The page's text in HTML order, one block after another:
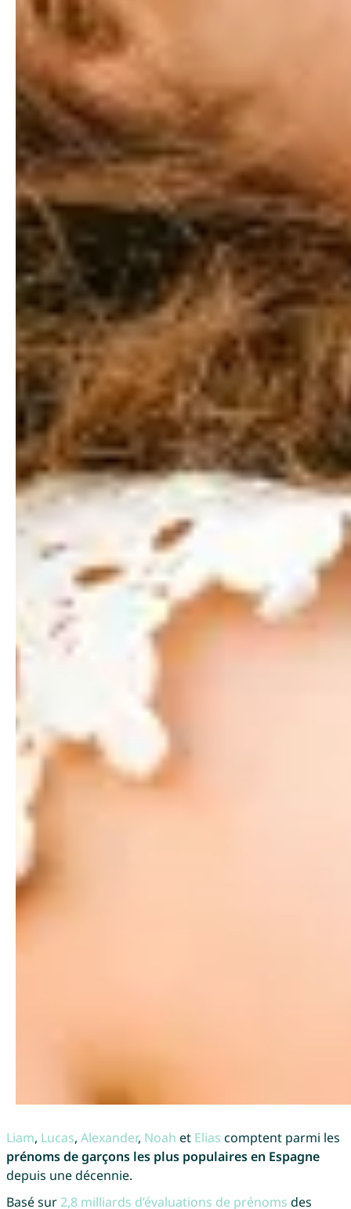
Liam, Lucas, Alexander, Noah et Elias comptent parmi les
prénoms de garçons les plus populaires en Espagne
depuis une décennie.
Basé sur2,8 milliards d’évaluations de prénoms des